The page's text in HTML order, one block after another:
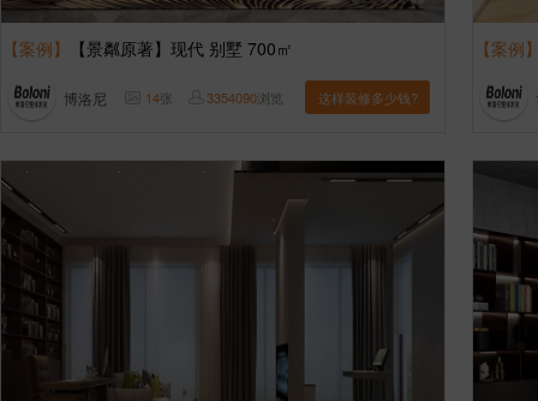
【案例】 【景粼原著】现代 别墅 700㎡
博洛尼 14张 3354090浏览 这样装修多少钱?
【案例